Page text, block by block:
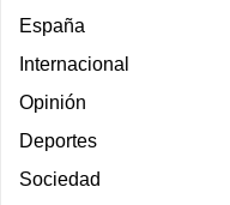
España
Internacional
Opinión
Deportes
Sociedad